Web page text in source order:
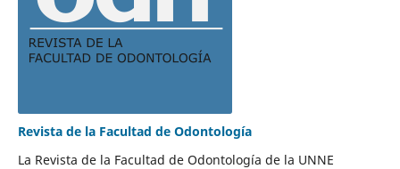
Revista de la Facultad de Odontología
La Revista de la Facultad de Odontología de la UNNE